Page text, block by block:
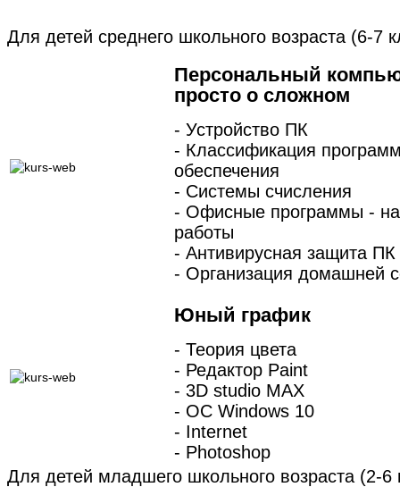
Для детей среднего школьного возраста (6-7
Персональный
просто о сложном
- Устройство ПК
- Классификация
обеспечения
- Системы счисления
- Офисные программы -
работы
- Антивирусная защита ПК
- Организация домашней
Юный график
- Теория цвета
- Редактор Paint
- 3D studio MAX
- ОС Windows 10
- Internet
- Photoshop
Для детей младшего школьного возраста (2-6